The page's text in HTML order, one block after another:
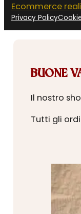
Ecommerce
Privacy Policy
BUONE
Il nostro
Tutti gli